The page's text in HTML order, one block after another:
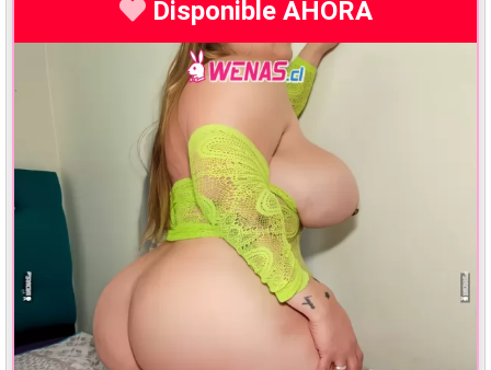
Disponible AHORA